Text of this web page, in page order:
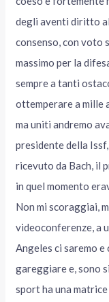
degli aventi diritto
consenso, con voto
massimo per la
sempre a tanti
ottemperare a mille
ma uniti andremo
presidente della
ricevuto da Bach, il
in quel momento
Non mi scoraggiai,
videoconferenze, a
Angeles ci saremo
gareggiare e, sono
sport ha una